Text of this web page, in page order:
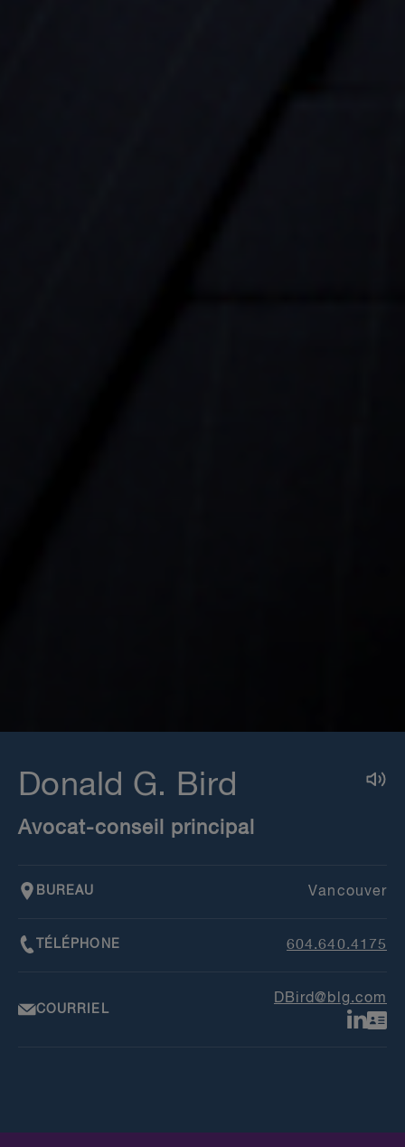
Donald G. Bird
Avocat-conseil principal
BUREAU Vancouver
TÉLÉPHONE 604.640.4175
COURRIEL
DBird@blg.com